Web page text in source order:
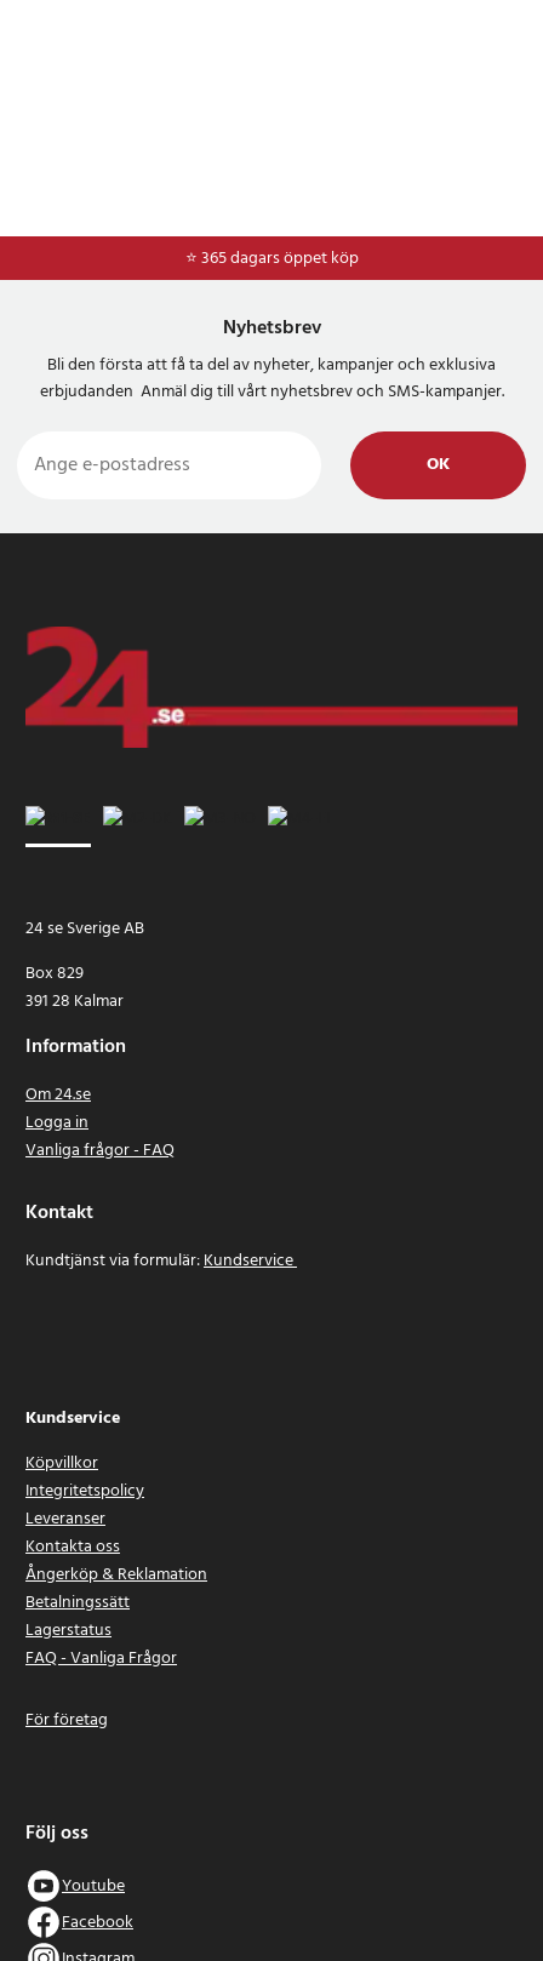
⭐ 365 dagars öppet köp
Nyhetsbrev
Bli den första att få ta del av nyheter, kampanjer och exklusiva
erbjudanden Anmäl dig till vårt nyhetsbrev och SMS-kampanjer.
OK
24 se Sverige AB
Box 829
391 28 Kalmar
Information
Om 24.se
Logga in
Vanliga frågor - FAQ
Kontakt
Kundtjänst via formulär:Kundservice
Kundservice
Köpvillkor
Integritetspolicy
Leveranser
Kontakta oss
Ångerköp & Reklamation
Betalningssätt
Lagerstatus
FAQ - Vanliga Frågor
För företag
Följ oss
Youtube
Facebook